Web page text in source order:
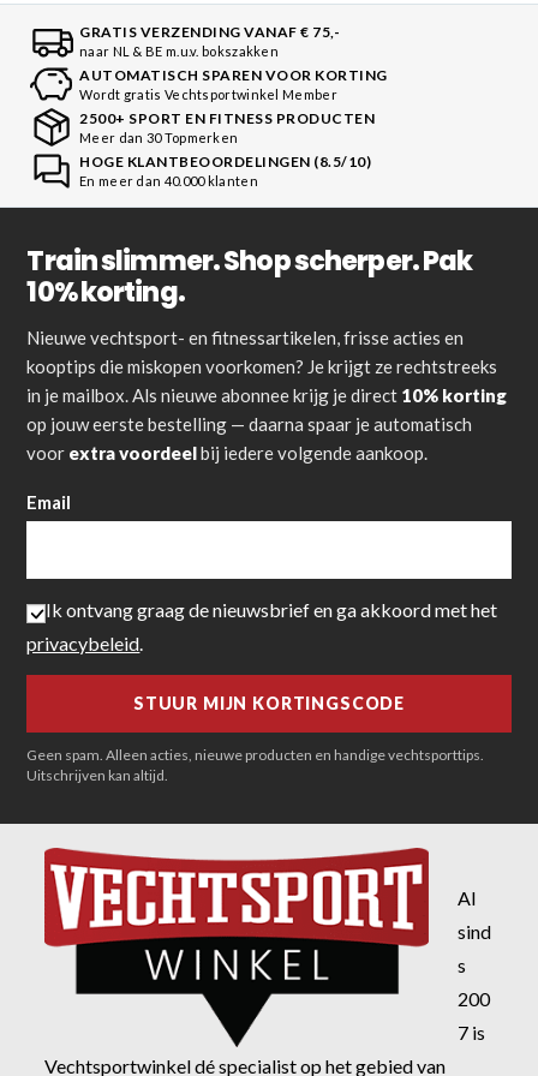
GRATIS VERZENDING VANAF € 75,-
naar NL & BE m.u.v. bokszakken
AUTOMATISCH SPAREN VOOR KORTING
Wordt gratis Vechtsportwinkel Member
2500+ SPORT EN FITNESS PRODUCTEN
Meer dan 30 Topmerken
HOGE KLANTBEOORDELINGEN (8.5/10)
En meer dan 40.000 klanten
Train slimmer. Shop scherper. Pak
10% korting.
Nieuwe vechtsport- en fitnessartikelen, frisse acties en
kooptips die miskopen voorkomen? Je krijgt ze rechtstreeks
in je mailbox. Als nieuwe abonnee krijg je direct 10% korting
op jouw eerste bestelling — daarna spaar je automatisch
voor extra voordeelbij iedere volgende aankoop.
Email
Ik ontvang graag de nieuwsbrief en ga akkoord met het
privacybeleid.
Geen spam. Alleen acties, nieuwe producten en handige vechtsporttips.
Uitschrijven kan altijd.
Al
sind
s
200
7 is
Vechtsportwinkel dé specialist op het gebied van